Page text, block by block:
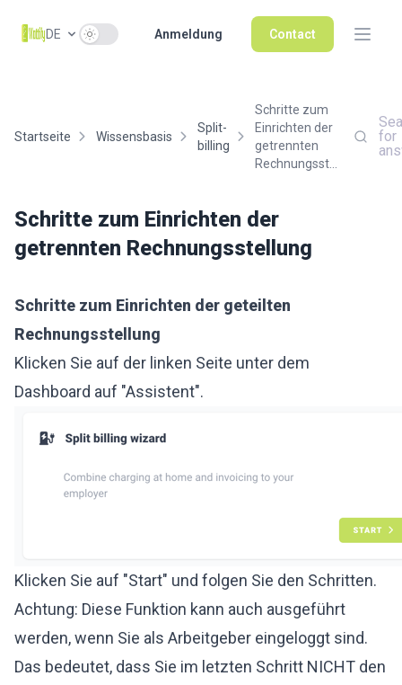
DE Use setting Anmeldung Contact
Startseite Wissensbasis
Split-
billing
Schritte zum
Einrichten der
getrennten
Rechnungsst...
for
Schritte zum Einrichten der
getrennten Rechnungsstellung
Schritte zum Einrichten der geteilten
Rechnungsstellung
Klicken Sie auf der linken Seite unter dem
Dashboard auf "Assistent".
Klicken Sie auf "Start" und folgen Sie den Schritten.
Achtung: Diese Funktion kann auch ausgeführt
werden, wenn Sie als Arbeitgeber eingeloggt sind.
Das bedeutet, dass Sie im letzten Schritt NICHT den